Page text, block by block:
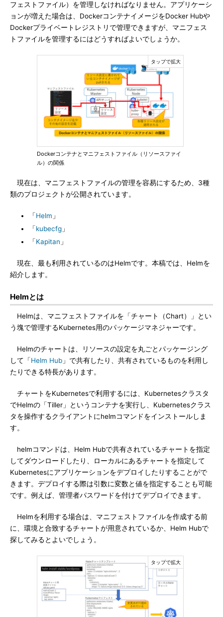
フェストファイル）を管理しなければなりません。アプリケーシ
ョンが増えた場合は、DockerコンテナイメージをDocker Hubや
Dockerプライベートレジストリで管理できますが、マニフェス
トファイルを管理するにはどうすればよいでしょうか。
Dockerコンテナとマニフェストファイル（リソースファイ
ル）の関係
現在は、マニフェストファイルの管理を容易にするため、3種
類のプロジェクトが公開されています。
「Helm 」
「kubecfg 」
「Kapitan 」
現在、最も利用されているのはHelmです。本稿では、Helmを
紹介します。
Helmとは
Helmは、マニフェストファイルを「チャート（Chart）」とい
う塊で管理するKubernetes用のパッケージマネジャーです。
Helmのチャートは、リソースの設定を丸ごとパッケージング
して「Helm Hub 」で共有したり、共有されているものを利用し
たりできる特長があります。
チャートをKubernetesで利用するには、Kubernetesクラスタ
でHelmの「Tiller」というコンテナを実行し、Kubernetesクラス
タを操作するクライアントにhelmコマンドをインストールしま
す。
helmコマンドは、Helm Hubで共有されているチャートを指定
してダウンロードしたり、ローカルにあるチャートを指定して
Kubernetesにアプリケーションをデプロイしたりすることがで
きます。デプロイする際は引数に変数と値を指定することも可能
です。例えば、管理者パスワードを付けてデプロイできます。
Helmを利用する場合は、マニフェストファイルを作成する前
に、環境と合致するチャートが用意されているか、Helm Hubで
探してみるとよいでしょう。